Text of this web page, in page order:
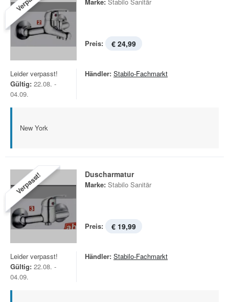
Preis: € 24,99
Leider verpasst!
Gültig: 22.08. -
04.09.
Händler: Stabilo-Fachmarkt
New York
Verpasst! Duscharmatur
Marke: Stabilo Sanitär
Preis: € 19,99
Leider verpasst!
Gültig: 22.08. -
04.09.
Händler: Stabilo-Fachmarkt